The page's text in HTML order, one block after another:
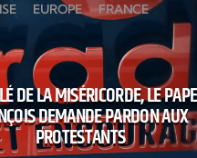
EUROPE FRANCE
DE LA MISÉRICORDE, LE PAPE
DEMANDE PARDON AUX
PROTESTANTS